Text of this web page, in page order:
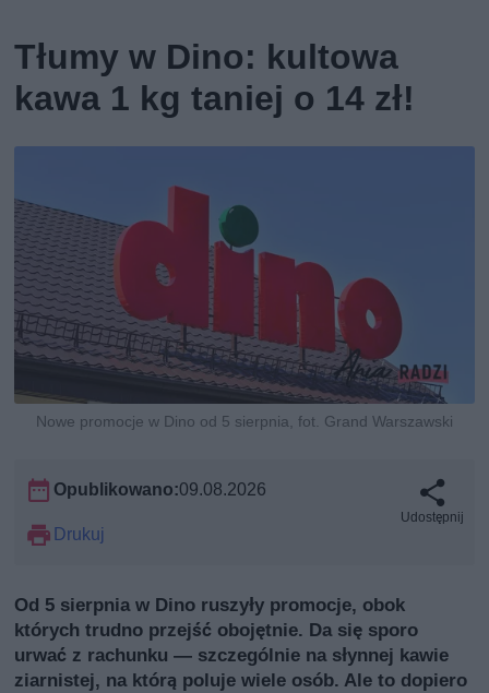
Tłumy w Dino: kultowa
kawa 1 kg taniej o 14 zł!
Nowe promocje w Dino od 5 sierpnia, fot. Grand Warszawski
Opublikowano:09.08.2026
Drukuj
Udostępnij
Od 5 sierpnia w Dino ruszyły promocje, obok
których trudno przejść obojętnie. Da się sporo
urwać z rachunku — szczególnie na słynnej kawie
ziarnistej, na którą poluje wiele osób. Ale to dopiero